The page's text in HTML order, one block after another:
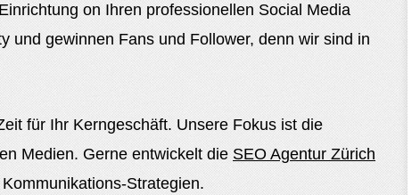
on Ihren professionellen Social Media
und gewinnen Fans und Follower, denn wir sind in
für Ihr Kerngeschäft. Unsere Fokus ist die
Medien. Gerne entwickelt die SEO Agentur Zürich
Strategien.